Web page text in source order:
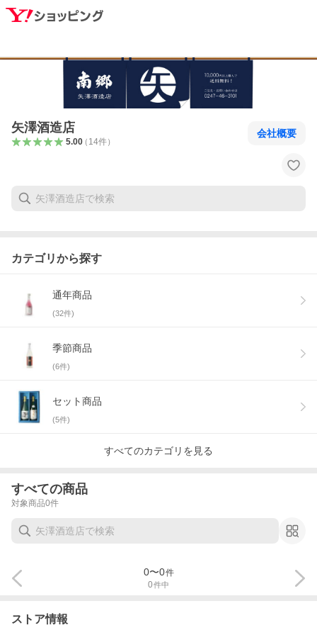
矢澤酒造店
5.00（ 14件）
会社概要
カテゴリから探す
通年商品
(32件)
季節商品
(6件)
セット商品
(5件)
すべてのカテゴリを見る
すべての商品
対象商品0件
0件中
0〜0件
ストア情報